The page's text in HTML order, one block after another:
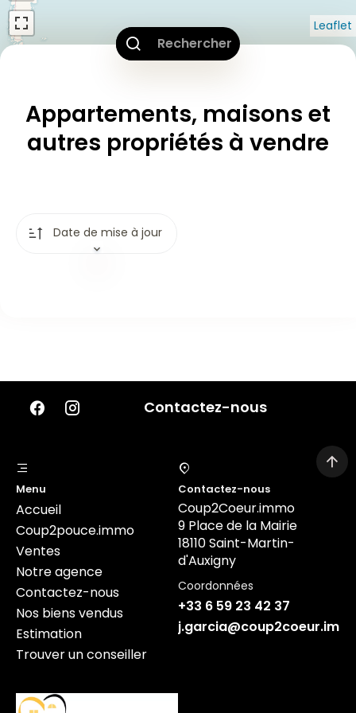
Rechercher
Leaflet
Appartements, maisons et
autres propriétés à vendre
Date de mise à jour
Contactez-nous
Menu
Accueil
Coup2pouce.immo
Ventes
Notre agence
Contactez-nous
Nos biens vendus
Estimation
Trouver un conseiller
Contactez-nous
Coup2Coeur.immo
9 Place de la Mairie
18110 Saint-Martin-
d'Auxigny
Coordonnées
+33 6 59 23 42 37